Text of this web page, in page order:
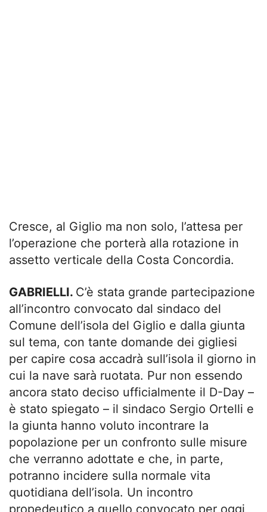
Cresce, al Giglio ma non solo, l’attesa per
l’operazione che porterà alla rotazione in
assetto verticale della Costa Concordia.
GABRIELLI. C’è stata grande partecipazione
all’incontro convocato dal sindaco del
Comune dell’isola del Giglio e dalla giunta
sul tema, con tante domande dei gigliesi
per capire cosa accadrà sull’isola il giorno in
cui la nave sarà ruotata. Pur non essendo
ancora stato deciso ufficialmente il D-Day –
è stato spiegato – il sindaco Sergio Ortelli e
la giunta hanno voluto incontrare la
popolazione per un confronto sulle misure
che verranno adottate e che, in parte,
potranno incidere sulla normale vita
quotidiana dell’isola. Un incontro